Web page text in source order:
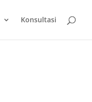
Konsultasi